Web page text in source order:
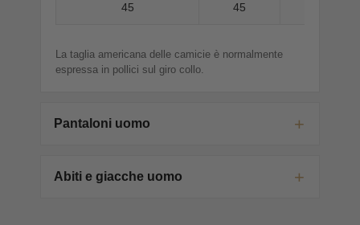
45 45
La taglia americana delle camicie è normalmente
espressa in pollici sul giro collo.
Pantaloni uomo
Abiti e giacche uomo